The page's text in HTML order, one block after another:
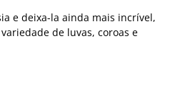
e deixa-la ainda mais incrível,
de luvas, coroas e